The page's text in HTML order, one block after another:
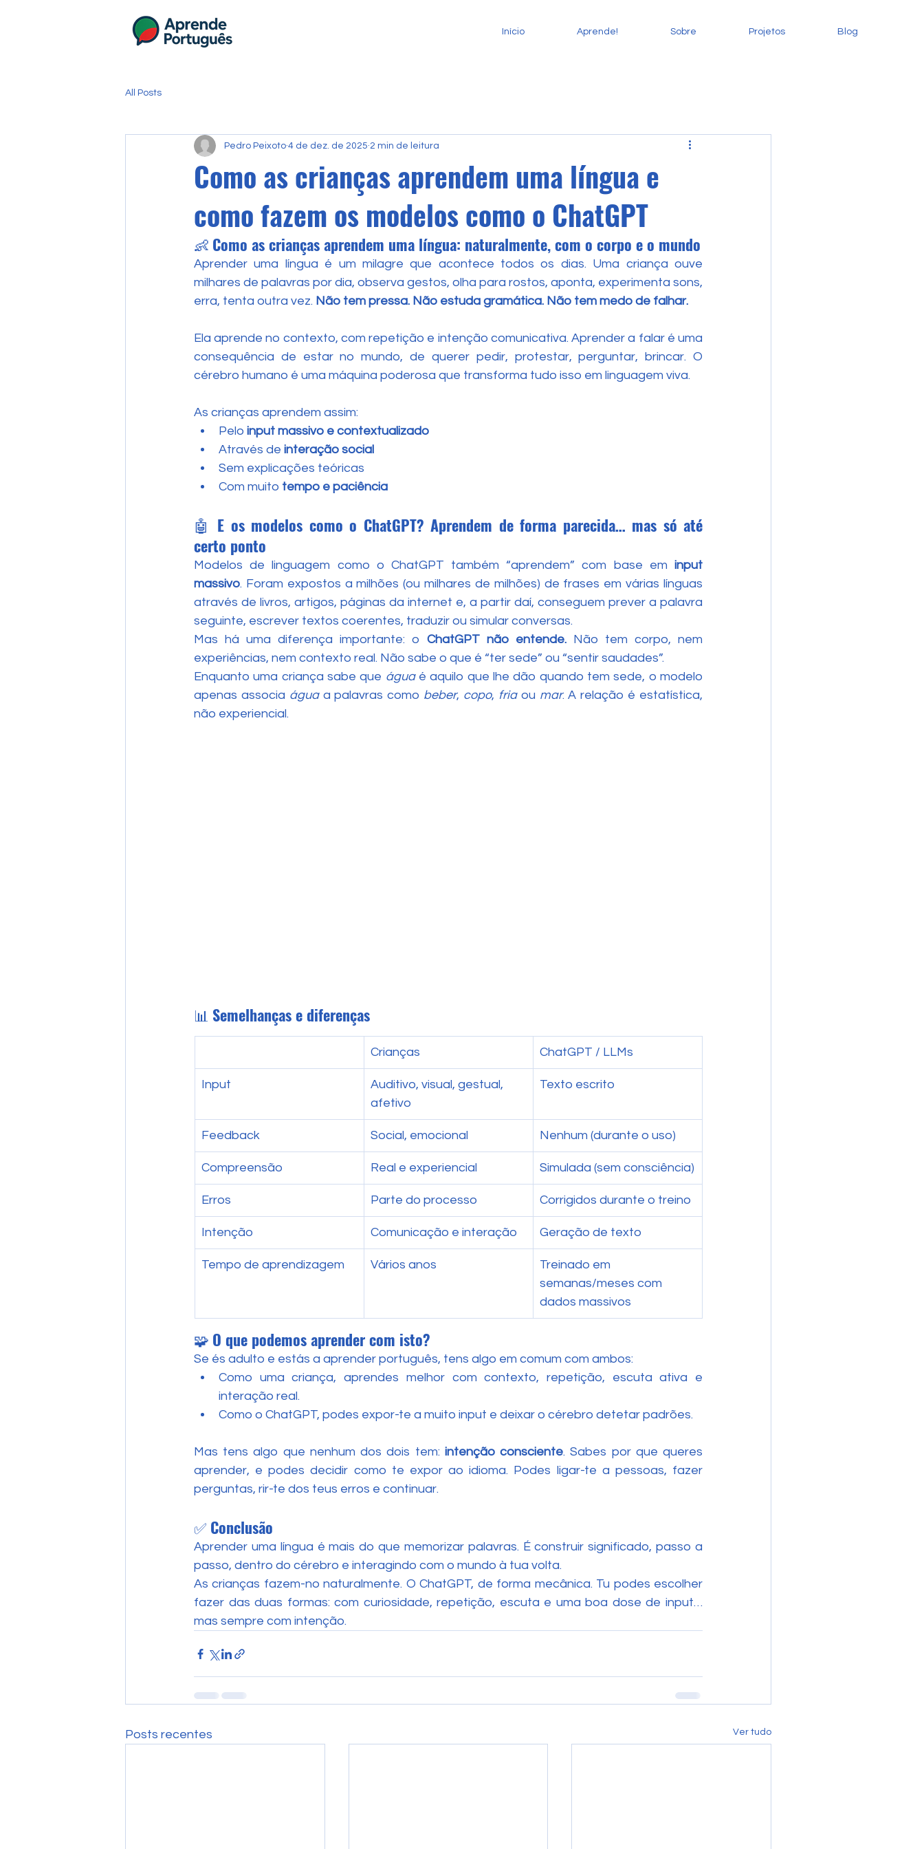
Início Aprende! Sobre Projetos Blog
All Posts
Como as crianças aprendem uma língua e
como fazem os modelos como o ChatGPT
Pedro Peixoto 4 de dez. de 2025 2 min de leitura
👶 Como as crianças aprendem uma língua: naturalmente, com o corpo e o mundo
Aprender uma língua é um milagre que acontece todos os dias. Uma criança ouve
milhares de palavras por dia, observa gestos, olha para rostos, aponta, experimenta sons,
erra, tenta outra vez. Não tem pressa. Não estuda gramática. Não tem medo de falhar.
Ela aprende no contexto, com repetição e intenção comunicativa. Aprender a falar é uma
consequência de estar no mundo, de querer pedir, protestar, perguntar, brincar. O
cérebro humano é uma máquina poderosa que transforma tudo isso em linguagem viva.
As crianças aprendem assim:
Pelo input massivo e contextualizado
Através de interação social
Sem explicações teóricas
Com muito tempo e paciência
🤖 E os modelos como o ChatGPT? Aprendem de forma parecida… mas só até
certo ponto
Modelos de linguagem como o ChatGPT também “aprendem” com base em input
massivo. Foram expostos a milhões (ou milhares de milhões) de frases em várias línguas
através de livros, artigos, páginas da internet e, a partir daí, conseguem prever a palavra
seguinte, escrever textos coerentes, traduzir ou simular conversas.
Mas há uma diferença importante: o ChatGPT não entende. Não tem corpo, nem
experiências, nem contexto real. Não sabe o que é “ter sede” ou “sentir saudades”.
Enquanto uma criança sabe que água é aquilo que lhe dão quando tem sede, o modelo
apenas associa água a palavras como beber, copo, fria ou mar. A relação é estatística,
não experiencial.
📊 Semelhanças e diferenças
Crianças ChatGPT / LLMs
Input
Auditivo, visual, gestual,
afetivo
Texto escrito
Feedback Social, emocional Nenhum (durante o uso)
Compreensão Real e experiencial Simulada (sem consciência)
Erros Parte do processo Corrigidos durante o treino
Intenção Comunicação e interação Geração de texto
Tempo de aprendizagem Vários anos
Treinado em
semanas/meses com
dados massivos
🧩 O que podemos aprender com isto?
Se és adulto e estás a aprender português, tens algo em comum com ambos:
Como uma criança, aprendes melhor com contexto, repetição, escuta ativa e
interação real.
Como o ChatGPT, podes expor-te a muito input e deixar o cérebro detetar padrões.
Mas tens algo que nenhum dos dois tem: intenção consciente. Sabes por que queres
aprender, e podes decidir como te expor ao idioma. Podes ligar-te a pessoas, fazer
perguntas, rir-te dos teus erros e continuar.
✅ Conclusão
Aprender uma língua é mais do que memorizar palavras. É construir significado, passo a
passo, dentro do cérebro e interagindo com o mundo à tua volta.
As crianças fazem-no naturalmente. O ChatGPT, de forma mecânica. Tu podes escolher
fazer das duas formas: com curiosidade, repetição, escuta e uma boa dose de input…
mas sempre com intenção.
Posts recentes Ver tudo